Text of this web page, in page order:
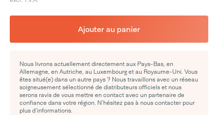
Ajouter au panier
Nous livrons actuellement directement aux Pays-Bas, en
Allemagne, en Autriche, au Luxembourg et au Royaume-Uni. Vous
êtes situé(e) dans un autre pays ? Nous travaillons avec un réseau
soigneusement sélectionné de distributeurs officiels et nous
serons ravis de vous mettre en contact avec un partenaire de
confiance dans votre région. N’hésitez pas à nous contacter pour
plus d’informations.